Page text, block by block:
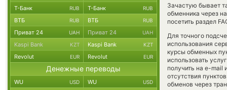
Зачастую бывает
обменника через
посетить раздел
Для точного
использования
курсы обменных
использовать
получить на e-mail
отсутствия
обменов через
Т-Банк RUB Т-Банк RUB
ВТБ RUB ВТБ RUB
Приват 24 UAH Приват 24 UAH
Kaspi Bank KZT Kaspi Bank KZT
Revolut EUR Revolut EUR
Денежные переводы
WU USD WU USD